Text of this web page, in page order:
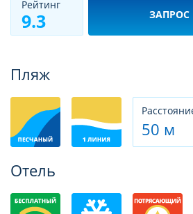
Рeйтинг
9.3 ЗАПРОС
Пляж
50 м
Отель